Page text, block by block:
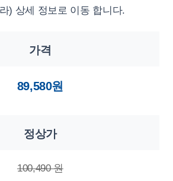
) 상세 정보로 이동 합니다.
가격
89,580원
정상가
100,490 원